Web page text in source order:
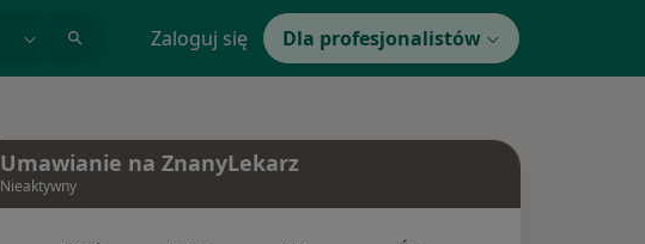
Zaloguj się Dla profesjonalistów
Umawianie na ZnanyLekarz
Nieaktywny